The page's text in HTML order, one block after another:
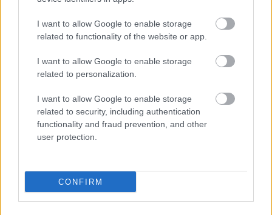
I want to allow Google to enable storage
related to functionality of the website or app.
I want to allow Google to enable storage
related to personalization.
I want to allow Google to enable storage
related to security, including authentication
functionality and fraud prevention, and other
user protection.
CONFIRM